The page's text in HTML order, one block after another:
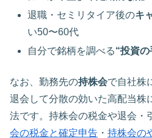
退職・セミリタイア後のキ
い50〜60代
自分で銘柄を調べる“投資の
なお、勤務先の持株会で自社株
退会して分散の効いた高配当株
法です。持株会の税金や退会・
会の税金と確定申告 ・ 持株会の